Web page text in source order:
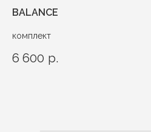
BALANCE
комплект
6 600 р.